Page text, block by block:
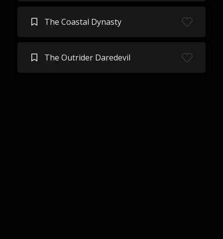
The Coastal Dynasty
The Outrider Daredevil